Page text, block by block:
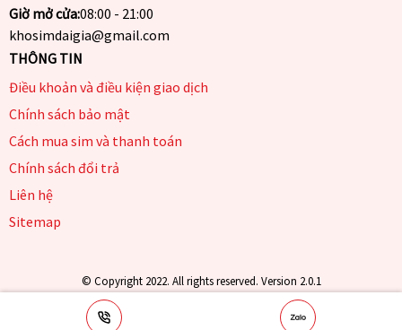
Giờ mở cửa:08:00 - 21:00
khosimdaigia@gmail.com
THÔNG TIN
Điều khoản và điều kiện giao dịch
Chính sách bảo mật
Cách mua sim và thanh toán
Chính sách đổi trả
Liên hệ
Sitemap
© Copyright 2022. All rights reserved. Version 2.0.1